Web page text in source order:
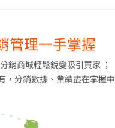
管理一手掌握
銷商城輕鬆銳變吸引買家 ；
，分銷數據、業績盡在掌握